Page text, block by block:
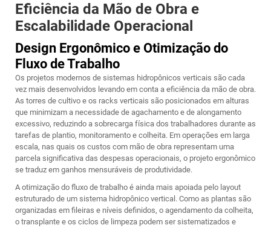
Eficiência da Mão de Obra e
Escalabilidade Operacional
Design Ergonômico e Otimização do
Fluxo de Trabalho
Os projetos modernos de sistemas hidropônicos verticais são cada
vez mais desenvolvidos levando em conta a eficiência da mão de obra.
As torres de cultivo e os racks verticais são posicionados em alturas
que minimizam a necessidade de agachamento e de alongamento
excessivo, reduzindo a sobrecarga física dos trabalhadores durante as
tarefas de plantio, monitoramento e colheita. Em operações em larga
escala, nas quais os custos com mão de obra representam uma
parcela significativa das despesas operacionais, o projeto ergonômico
se traduz em ganhos mensuráveis de produtividade.
A otimização do fluxo de trabalho é ainda mais apoiada pelo layout
estruturado de um sistema hidropônico vertical. Como as plantas são
organizadas em fileiras e níveis definidos, o agendamento da colheita,
o transplante e os ciclos de limpeza podem ser sistematizados e